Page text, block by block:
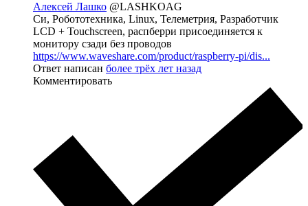
Алексей Лашко @LASHKOAG
Си, Робототехника, Linux, Телеметрия, Разработчик
LCD + Touchscreen, распберри присоединяется к
монитору сзади без проводов
https://www.waveshare.com/product/raspberry-pi/dis...
Ответ написан более трёх лет назад
Комментировать